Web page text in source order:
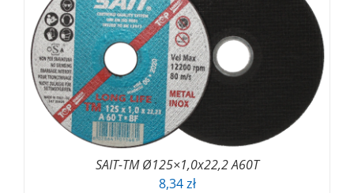
SAIT-TM Ø125×1,0x22,2 A60T
8,34zł